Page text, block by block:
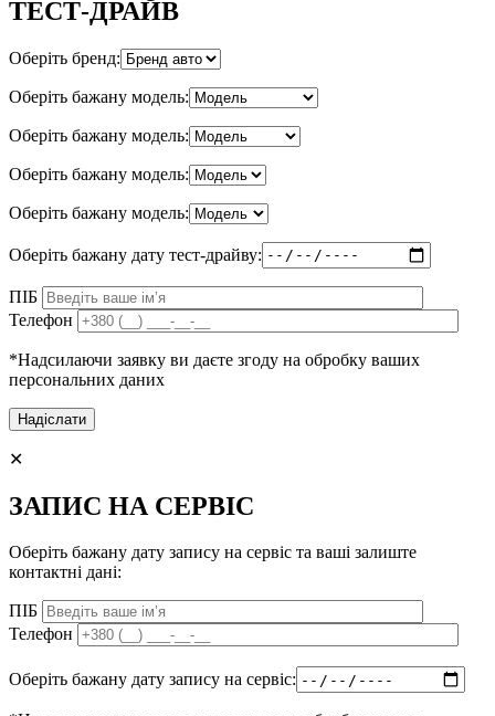
ТЕСТ-ДРАЙВ
Оберіть бренд:
Оберіть бажану модель:
Оберіть бажану модель:
Оберіть бажану модель:
Оберіть бажану модель:
Оберіть бажану дату тест-драйву:
ПІБ
Телефон
*Надсилаючи заявку ви даєте згоду на обробку ваших
персональних даних
✕
ЗАПИС НА СЕРВІС
Оберіть бажану дату запису на сервіс та ваші залиште
контактні дані:
ПІБ
Телефон
Оберіть бажану дату запису на сервіс: